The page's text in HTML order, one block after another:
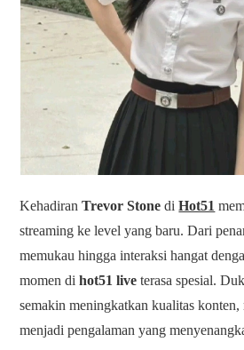
KehadiranTrevor Stone diHot51
streaming ke level yang baru. Dari
memukau hingga interaksi hangat
momen dihot51 live terasa spesial.
semakin meningkatkan kualitas konten,
menjadi pengalaman yang